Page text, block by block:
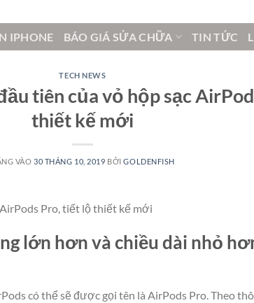
IPHONE BÁO GIÁ SỬA CHỮA TIN TỨC
TECH NEWS
tiên của vỏ hộp sạc
thiết kế mới
VÀO 30 THÁNG 10, 2019 BỞIGOLDENFISH
Pro, tiết lộ thiết kế mới
lớn hơn và chiều dài nhỏ
có thể sẽ được gọi tên là AirPods Pro. Theo